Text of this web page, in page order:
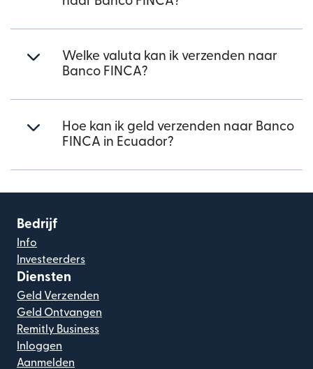
Welke valuta kan ik verzenden naar
Banco FINCA?
Hoe kan ik geld verzenden naar Banco
FINCA in Ecuador?
Bedrijf
Info
Investeerders
Diensten
Geld Verzenden
Geld Ontvangen
Remitly Business
Inloggen
Aanmelden